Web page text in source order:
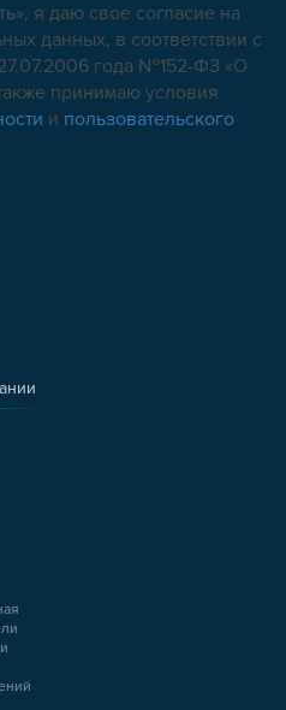
я даю свое согласие на
данных, в соответствии с
года №152-ФЗ «О
принимаю условия
и пользовательского